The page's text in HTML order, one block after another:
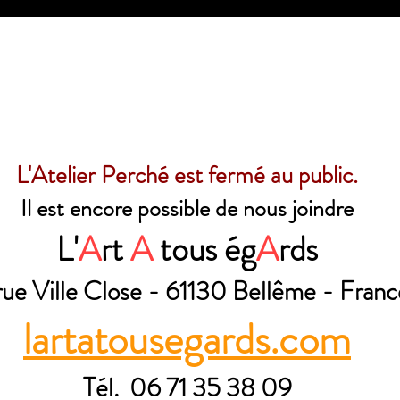
L'Atelier Perché est fermé au public.
Il est encore possible de nous joindre
L'ArtAtous égArds
Ville Close - 61130 Bellême -
lartatousegards.com
Tél. 06 71 35 38 09